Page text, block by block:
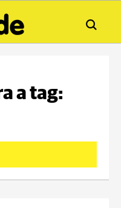
a tag: